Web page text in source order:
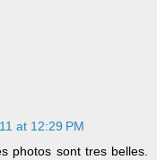
at 12:29 PM
photos sont tres belles.